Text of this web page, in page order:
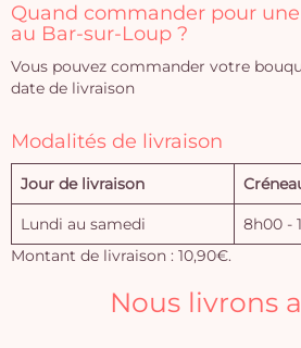
Quand commander pour
au Bar-sur-Loup ?
Vous pouvez commander votre
date de livraison
Modalités de livraison
Jour de livraison
Lundi au samedi
8h00 -
Montant de livraison : 10,90€.
Nous livrons